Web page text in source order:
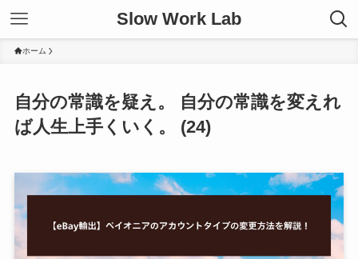
Slow Work Lab
ホーム
自分の常識を疑え。 自分の常識を変えれ
ば人生上手くいく。 (24)